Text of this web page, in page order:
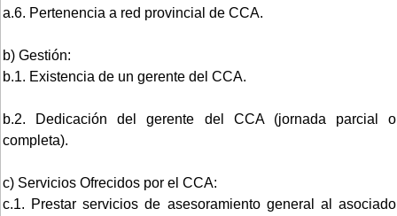
a.6. Pertenencia a red provincial de CCA.
b) Gestión:
b.1. Existencia de un gerente del CCA.
b.2. Dedicación del gerente del CCA (jornada parcial o
completa).
c) Servicios Ofrecidos por el CCA:
c.1. Prestar servicios de asesoramiento general al asociado